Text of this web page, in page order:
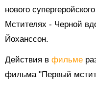
нового
Мстителях - Черной
Йоханссон.
Действия в фильме
фильма "Первый